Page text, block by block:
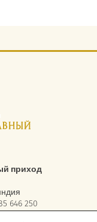
приход
646 250